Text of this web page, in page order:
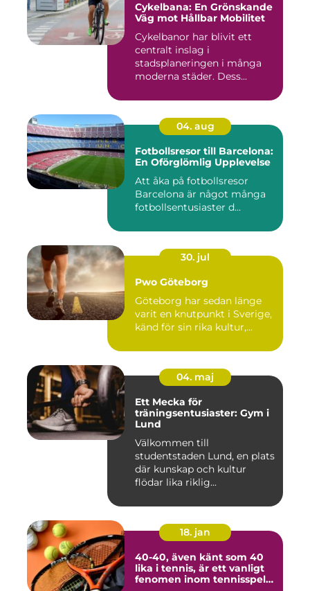
Cykelbana: En Grönskande
Väg mot Hållbar Mobilitet
Cykelbanor har blivit ett
centralt inslag i
stadsplaneringen i många
moderna städer. Dess...
04. aug
Fotbollsresor till Barcelona:
En Oförglömlig Upplevelse
Att åka på fotbollsresor
Barcelona är något många
fotbollsentusiaster d...
30. jul
Pwo Göteborg
Göteborg har sedan länge
varit en knutpunkt i Sverige,
känd för sin rika kultur,...
04. maj
Ett Mecka för
träningsentusiaster: Gym i
Lund
Välkommen till
studentstaden Lund, en plats
där kunskap och kultur
flödar lika riklig...
18. jan
40-40, även känt som 40
lika i tennis, är ett vanligt
fenomen inom tennisspelet